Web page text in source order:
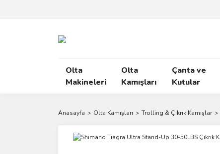
Olta
Makineleri
Olta
Kamışları
Çanta ve
Kutular
Anasayfa Olta Kamışları Trolling & Çıkrık Kamışlar